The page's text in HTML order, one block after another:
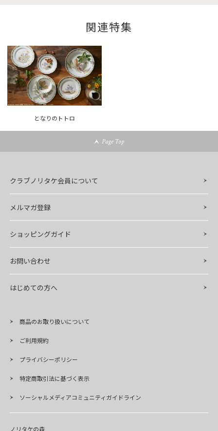
関連特集
となりのトトロ
Page Top
クラブノリタケ会員について
メルマガ登録
ショッピングガイド
お問い合わせ
はじめての方へ
商品のお取り扱いについて
ご利用規約
プライバシーポリシー
特定商取引法に基づく表示
ソーシャルメディアコミュニティガイドライン
ノリタケの森